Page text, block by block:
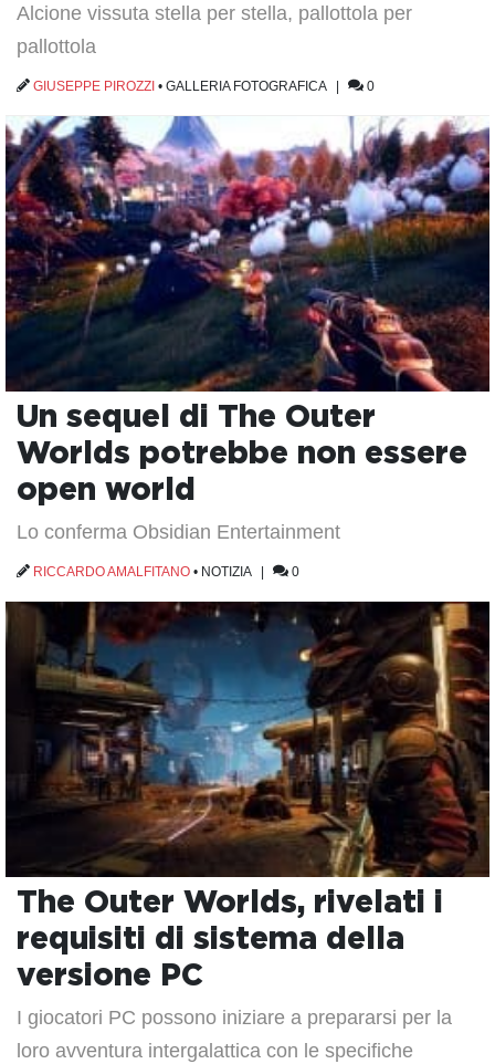
Alcione vissuta stella per stella, pallottola per
pallottola
GIUSEPPE PIROZZI • GALLERIA FOTOGRAFICA| 0
Un sequel di The Outer
Worlds potrebbe non essere
open world
Lo conferma Obsidian Entertainment
RICCARDO AMALFITANO • NOTIZIA| 0
The Outer Worlds, rivelati i
requisiti di sistema della
versione PC
I giocatori PC possono iniziare a prepararsi per la
loro avventura intergalattica con le specifiche